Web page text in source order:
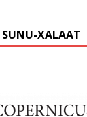
SUNU-XALAAT